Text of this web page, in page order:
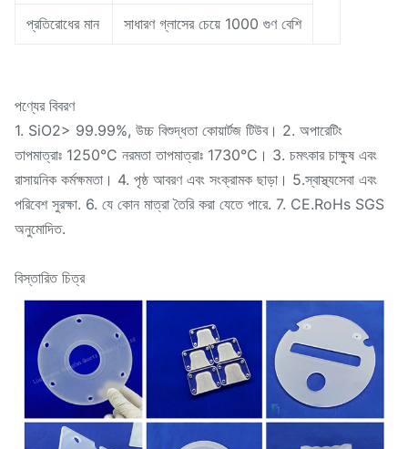
প্রতিরোধের মান সাধারণ গ্লাসের চেয়ে 1000 গুণ বেশি
পণ্যের বিবরণ
1. SiO2> 99.99%, উচ্চ বিশুদ্ধতা কোয়ার্টজ টিউব। 2. অপারেটিং
তাপমাত্রাঃ 1250°C নরমতা তাপমাত্রাঃ 1730°C। 3. চমৎকার চাক্ষুষ এবং
রাসায়নিক কর্মক্ষমতা। 4. পৃষ্ঠ আবরণ এবং সংক্রামক ছাড়া। 5.স্বাস্থ্যসেবা এবং
পরিবেশ সুরক্ষা. 6. যে কোন মাত্রা তৈরি করা যেতে পারে. 7. CE.RoHs SGS
অনুমোদিত.
বিস্তারিত চিত্র